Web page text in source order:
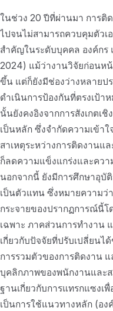
ในช่วง 20 ปีที่ผ่านมา การติ
ไปจนไม่สามารถควบคุมตัวเ
สำคัญในระดับบุคคล องค์กร
2024) แม้ว่างานวิจัยก่อนห
ขึ้น แต่ก็ยังมีช่องว่างหลายป
ดำเนินการป้องกันที่ตรงเป้า
นั้นยังคงอิงจากการสังเกตเ
เป็นหลัก ซึ่งจำกัดความเข้าใ
สาเหตุระหว่างการติดงานแ
ก็ลดความแข็งแกร่งและคว
นอกจากนี้ ยังมีการศึกษาอุบั
เป็นตัวแทน ซึ่งหมายความว่
กระจายของปรากฏการณ์นี้
เฉพาะ ภาคส่วนการทำงาน
เกี่ยวกับปัจจัยที่ปรับเปลี่ยนไ
การรวมตัวของการติดงาน
บุคลิกภาพของพนักงานและ
ฐานเกี่ยวกับการแทรกแซงเ
เป็นการใช้แนวทางหลัก (อง